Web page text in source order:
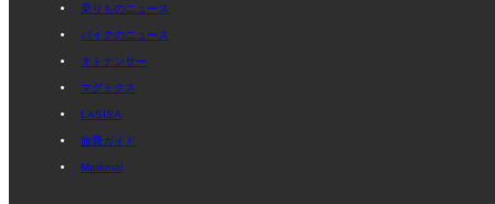
乗りものニュース
バイクのニュース
オトナンサー
マグミクス
LASISA
旅費ガイド
Merkmal